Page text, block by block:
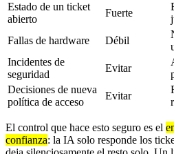
Estado de un ticket
abierto
Fuerte
Fallas de hardware
Débil
Incidentes de
seguridad
Evitar
Decisiones de nueva
política de acceso
Evitar
El control que hace esto seguro es el
confianza: la IA solo responde los